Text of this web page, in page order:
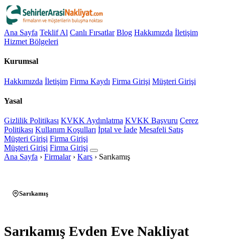
Ana Sayfa Teklif Al Canlı Fırsatlar Blog Hakkımızda İletişim
Hizmet Bölgeleri
Kurumsal
Hakkımızda İletişim Firma Kaydı Firma Girişi Müşteri Girişi
Yasal
Gizlilik Politikası KVKK Aydınlatma KVKK Başvuru Çerez
Politikası Kullanım Koşulları İptal ve İade Mesafeli Satış
Müşteri Girişi Firma Girişi
Müşteri Girişi Firma Girişi
Ana Sayfa › Firmalar › Kars › Sarıkamış
Sarıkamış
Sarıkamış Evden Eve Nakliyat